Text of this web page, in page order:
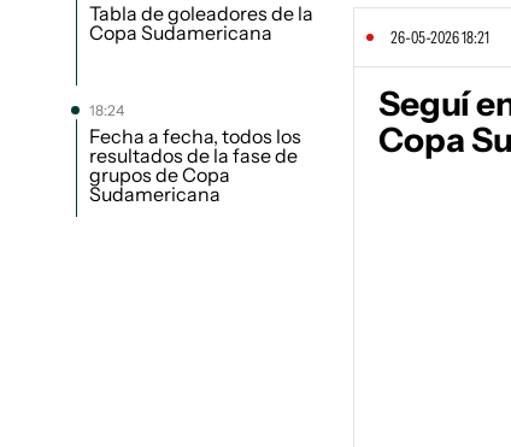
Tabla de goleadores de la
Copa Sudamericana
18:24
Fecha a fecha, todos los
resultados de la fase de
grupos de Copa
Sudamericana
26-05-2026 18:21
Seguí
Copa